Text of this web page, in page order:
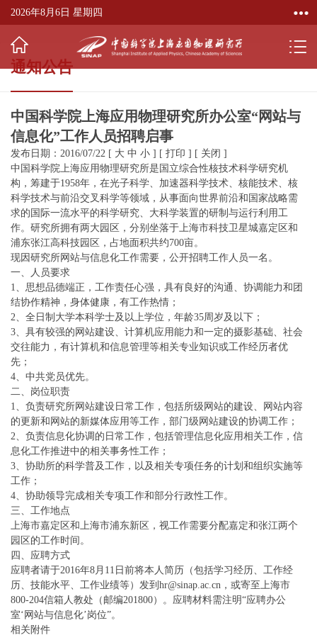
2026年8月6日 星期四
通知公告
中国科学院上海应用物理研究所办公室“网站与
信息化”工作人员招聘启事
发布日期：2016/07/22 [ 大 中 小 ] [ 打印 ] [ 关闭 ]
中国科学院上海应用物理研究所是国立综合性核技术科学研究机
构，筹建于1958年，在光子科学、加速器科学技术、核能技术、核
科学技术与前沿交叉科学等领域，从事面向世界前沿和国家战略需
求的国际一流水平的科学研究、大科学装置的研制与运行利用工
作。研究所拥有两大园区，分别坐落于上海市科技卫星城嘉定区和
浦东张江高科技园区，占地面积共约700亩。
现因研究所网站与信息化工作需要，公开招聘工作人员一名。
一、人员要求
1、思想品德端正，工作责任心强，具有良好的沟通、协调能力和团
结协作精神，身体健康，有工作热情；
2、全日制大学本科学士及以上学位，年龄35周岁及以下；
3、具有较强的网站建设、计算机应用能力和一定的摄影基础、社会
交往能力，有计算机和信息管理等相关专业知识或工作经历者优
先；
4、中共党员优先。
二、岗位职责
1、负责研究所网站建设日常工作，包括所级网站的建设、网站内容
的更新和网站的新媒体应用等工作，部门级网站建设的协调工作；
2、负责信息化协调的日常工作，包括管理信息化应用相关工作，信
息化工作推进中的相关事务性工作；
3、协助所的科学普及工作，以及相关专项任务的计划和组织实施等
工作；
4、协助领导完成相关专项工作和部分行政性工作。
三、工作地点
上海市嘉定区和上海市浦东新区，视工作需要分配嘉定和张江两个
园区的工作时间。
四、应聘方式
应聘者请于2016年8月11日前将本人简历（包括学习经历、工作经
历、技能水平、工作业绩等）发到 hr@sinap.ac.cn ，或寄至上海市
800-204信箱人教处（邮编201800）。应聘材料需注明“应聘办公
室‘网站与信息化’岗位”。
相关附件